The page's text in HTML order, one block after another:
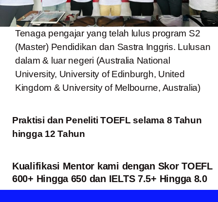
Tenaga pengajar yang telah lulus program S2
(Master) Pendidikan dan Sastra Inggris. Lulusan
dalam & luar negeri (Australia National
University, University of Edinburgh, United
Kingdom & University of Melbourne, Australia)
Praktisi dan Peneliti TOEFL selama 8 Tahun
hingga 12 Tahun
Kualifikasi Mentor kami dengan Skor TOEFL
600+ Hingga 650 dan IELTS 7.5+ Hingga 8.0